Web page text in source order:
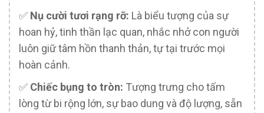
✅️ Nụ cười tươi rạng rỡ: Là biểu tượng của sự
hoan hỷ, tinh thần lạc quan, nhắc nhở con người
luôn giữ tâm hồn thanh thản, tự tại trước mọi
hoàn cảnh.
✅️ Chiếc bụng to tròn: Tượng trưng cho tấm
lòng từ bi rộng lớn, sự bao dung và độ lượng, sẵn